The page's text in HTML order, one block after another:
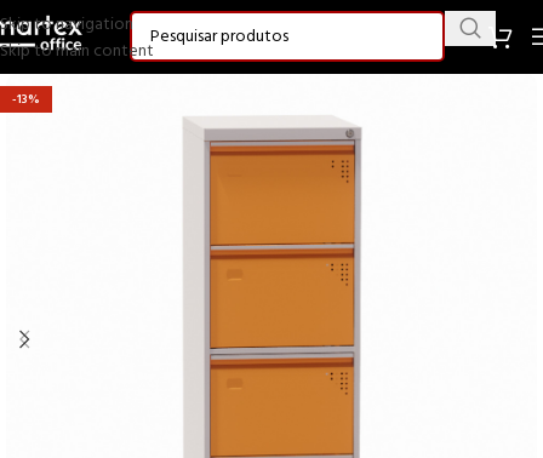
Skip to navigation
Skip to main content
-13%